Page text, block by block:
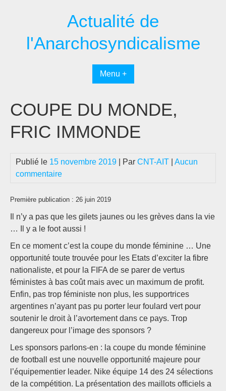
Actualité de
l'Anarchosyndicalisme
Menu +
COUPE DU MONDE,
FRIC IMMONDE
Publié le 15 novembre 2019 | Par CNT-AIT
Aucun
commentaire
Première publication : 26 juin 2019
Il n’y a pas que les gilets jaunes ou les grèves dans la vie
… Il y a le foot aussi !
En ce moment c’est la coupe du monde féminine … Une
opportunité toute trouvée pour les Etats d’exciter la fibre
nationaliste, et pour la FIFA de se parer de vertus
féministes à bas coût mais avec un maximum de profit.
Enfin, pas trop féministe non plus, les supportrices
argentines n’ayant pas pu porter leur foulard vert pour
soutenir le droit à l’avortement dans ce pays. Trop
dangereux pour l’image des sponsors ?
Les sponsors parlons-en : la coupe du monde féminine
de football est une nouvelle opportunité majeure pour
l’équipementier leader. Nike équipe 14 des 24 sélections
de la compétition. La présentation des maillots officiels a